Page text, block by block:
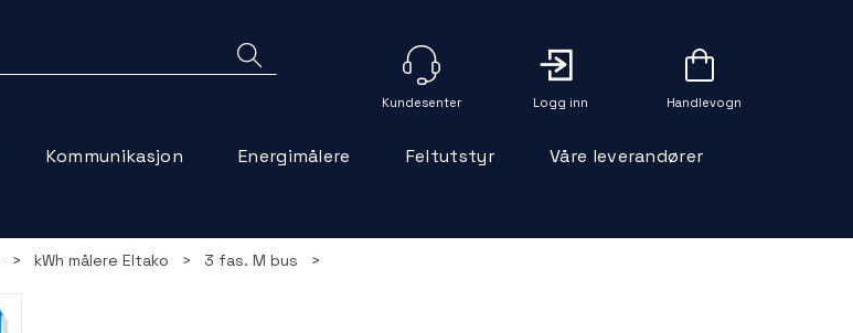
Logg inn Handlevogn
Kommunikasjon Energimålere Feltutstyr Våre leverandører
> kWh målere Eltako > 3 fas. M bus >